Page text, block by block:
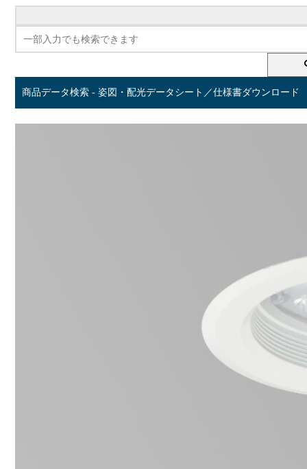
商品データ検索 - 姿図・配光データシート／仕様書ダウンロード